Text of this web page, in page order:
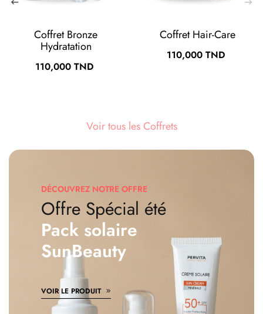
Coffret Bronze
Hydratation
Prix
110,000 TND
Coffret Hair-Care
Prix
110,000 TND
Voir tous les Coffrets
DÉCOUVREZ NOTRE OFFRE
Offre Spécial été
Pack solaire
SunBeauty
VOIR LE PRODUIT